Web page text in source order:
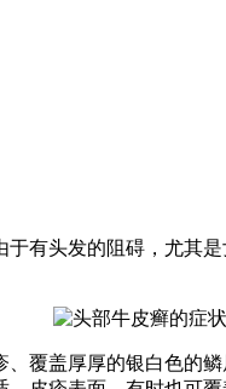
有头发的阻碍，尤其
覆盖厚厚的银白色的